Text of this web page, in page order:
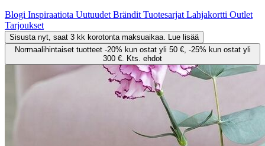
Blogi Inspiraatiota Uutuudet Brändit Tuotesarjat Lahjakortti Outlet
Tarjoukset
Sisusta nyt, saat 3 kk korotonta maksuaikaa. Lue lisää
Normaalihintaiset tuotteet -20% kun ostat yli 50 €, -25% kun ostat yli
300 €. Kts. ehdot